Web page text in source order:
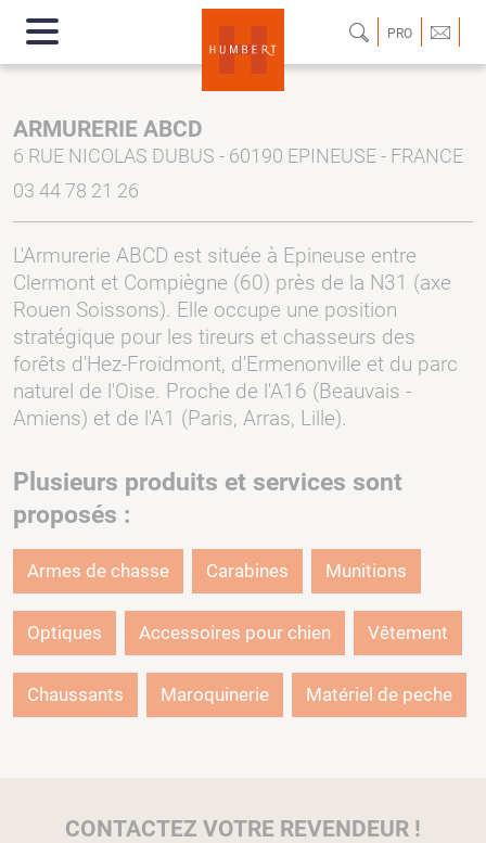
PRO
ARMURERIE ABCD
6 RUE NICOLAS DUBUS - 60190 EPINEUSE - FRANCE
03 44 78 21 26
L'Armurerie ABCD est située à Epineuse entre
Clermont et Compiègne (60) près de la N31 (axe
Rouen Soissons). Elle occupe une position
stratégique pour les tireurs et chasseurs des
forêts d'Hez-Froidmont, d'Ermenonville et du parc
naturel de l'Oise. Proche de l'A16 (Beauvais -
Amiens) et de l'A1 (Paris, Arras, Lille).
Plusieurs produits et services sont
proposés :
Armes de chasse Carabines Munitions
Optiques Accessoires pour chien Vêtement
Chaussants Maroquinerie Matériel de peche
CONTACTEZ VOTRE REVENDEUR !